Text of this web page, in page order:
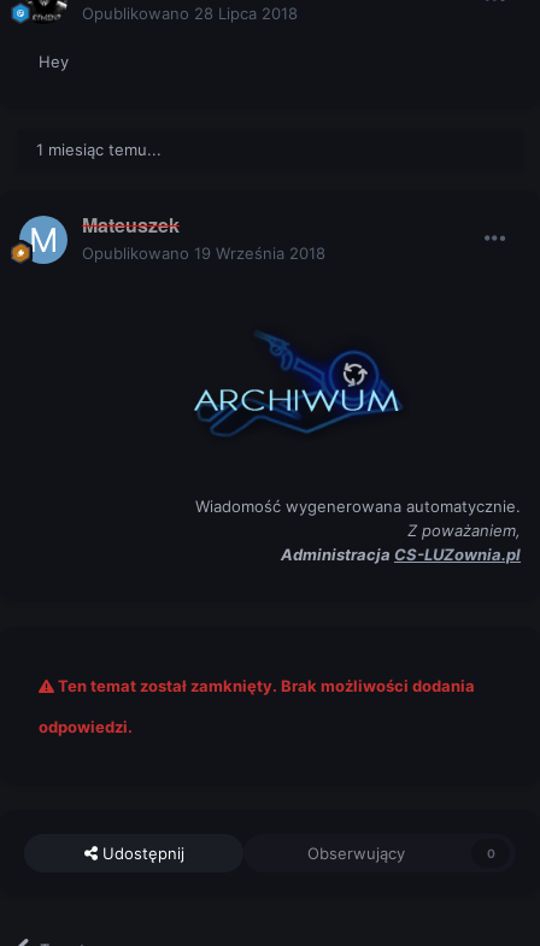
Opublikowano 28 Lipca 2018
Hey
1 miesiąc temu...
Mateuszek
Opublikowano 19 Września 2018
Wiadomość wygenerowana automatycznie.
Z poważaniem,
Administracja CS-LUZownia.pl
Ten temat został zamknięty. Brak możliwości dodania
odpowiedzi.
Udostępnij Obserwujący 0